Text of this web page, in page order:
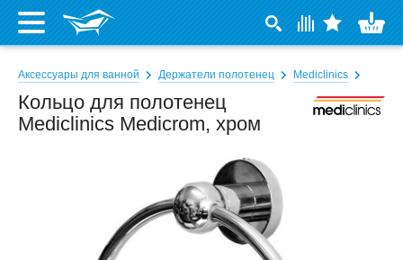
Аксессуары для ванной Держатели полотенец Mediclinics
Кольцо для полотенец
Mediclinics Medicrom, хром